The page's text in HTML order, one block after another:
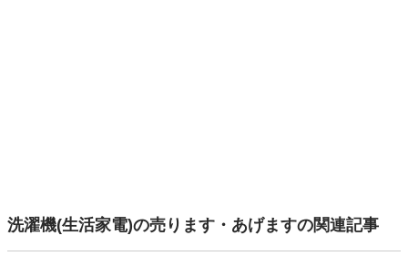
洗濯機(生活家電)の売ります・あげますの関連記事